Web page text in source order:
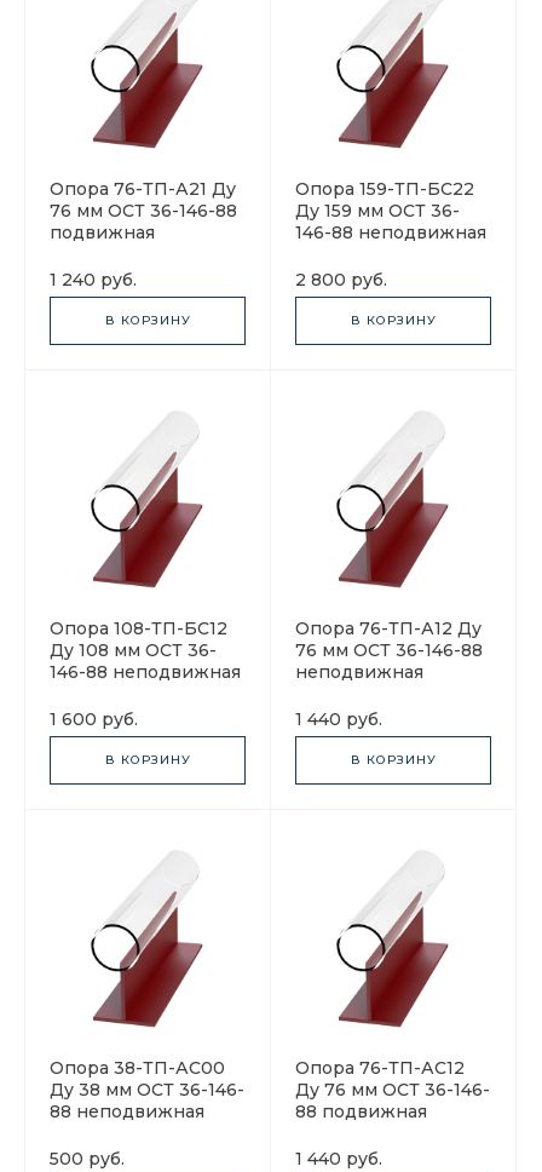
Опора 76-ТП-А21 Ду
76 мм ОСТ 36-146-88
подвижная
1 240 руб.
В КОРЗИНУ
Опора 159-ТП-БС22
Ду 159 мм ОСТ 36-
146-88 неподвижная
2 800 руб.
В КОРЗИНУ
Опора 108-ТП-БС12
Ду 108 мм ОСТ 36-
146-88 неподвижная
1 600 руб.
В КОРЗИНУ
Опора 76-ТП-А12 Ду
76 мм ОСТ 36-146-88
неподвижная
1 440 руб.
В КОРЗИНУ
Опора 38-ТП-АС00
Ду 38 мм ОСТ 36-146-
88 неподвижная
500 руб.
Опора 76-ТП-АС12
Ду 76 мм ОСТ 36-146-
88 подвижная
1 440 руб.